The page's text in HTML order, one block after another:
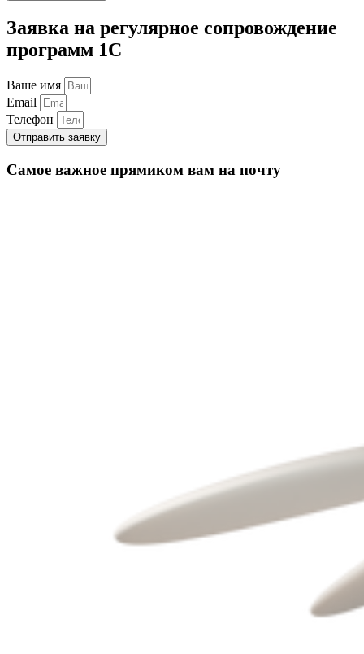
Заявка на регулярное сопровождение
программ 1С
Ваше имя
Email
Телефон
Отправить заявку
Самое важное прямиком вам на почту